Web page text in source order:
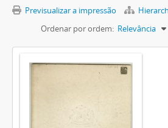
Previsualizar a impressão
Ordenar por ordem: Relevância